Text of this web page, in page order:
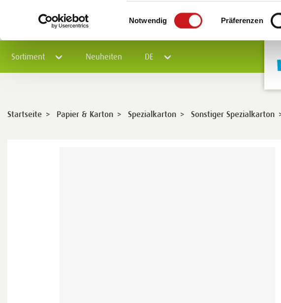
Einwilligungsauswahl
Notwendig Präferenzen
Sortiment Neuheiten DE
Startseite > Papier & Karton > Spezialkarton > Sonstiger Spezialkarton